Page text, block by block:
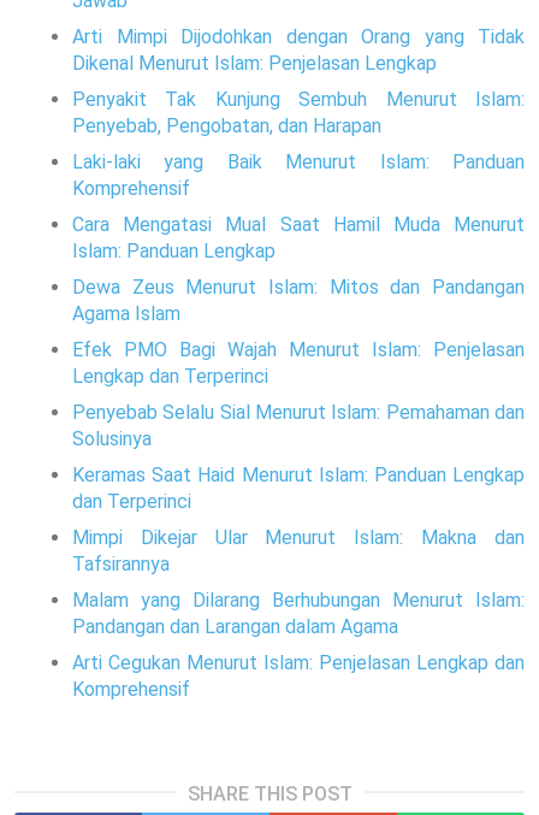
Arti Mimpi Dijodohkan dengan Orang yang Tidak
Dikenal Menurut Islam: Penjelasan Lengkap
Penyakit Tak Kunjung Sembuh Menurut Islam:
Penyebab, Pengobatan, dan Harapan
Laki-laki yang Baik Menurut Islam: Panduan
Komprehensif
Cara Mengatasi Mual Saat Hamil Muda Menurut
Islam: Panduan Lengkap
Dewa Zeus Menurut Islam: Mitos dan Pandangan
Agama Islam
Efek PMO Bagi Wajah Menurut Islam: Penjelasan
Lengkap dan Terperinci
Penyebab Selalu Sial Menurut Islam: Pemahaman dan
Solusinya
Keramas Saat Haid Menurut Islam: Panduan Lengkap
dan Terperinci
Mimpi Dikejar Ular Menurut Islam: Makna dan
Tafsirannya
Malam yang Dilarang Berhubungan Menurut Islam:
Pandangan dan Larangan dalam Agama
Arti Cegukan Menurut Islam: Penjelasan Lengkap dan
Komprehensif
SHARE THIS POST